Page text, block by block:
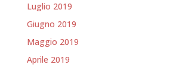
Luglio 2019
Giugno 2019
Maggio 2019
Aprile 2019